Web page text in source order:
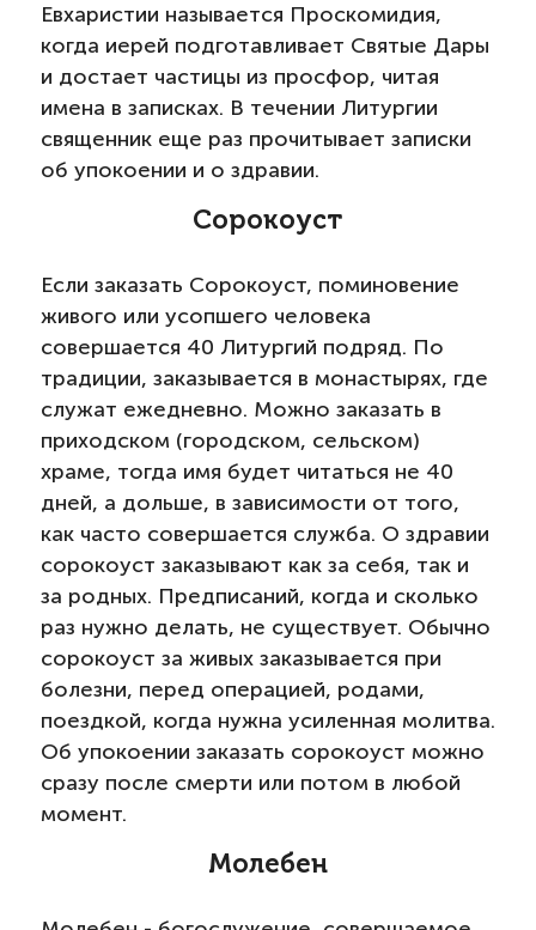
Евхаристии называется Проскомидия,
когда иерей подготавливает Святые Дары
и достает частицы из просфор, читая
имена в записках. В течении Литургии
священник еще раз прочитывает записки
об упокоении и о здравии.
Сорокоуст
Если заказать Сорокоуст, поминовение
живого или усопшего человека
совершается 40 Литургий подряд. По
традиции, заказывается в монастырях, где
служат ежедневно. Можно заказать в
приходском (городском, сельском)
храме, тогда имя будет читаться не 40
дней, а дольше, в зависимости от того,
как часто совершается служба. О здравии
сорокоуст заказывают как за себя, так и
за родных. Предписаний, когда и сколько
раз нужно делать, не существует. Обычно
сорокоуст за живых заказывается при
болезни, перед операцией, родами,
поездкой, когда нужна усиленная молитва.
Об упокоении заказать сорокоуст можно
сразу после смерти или потом в любой
момент.
Молебен